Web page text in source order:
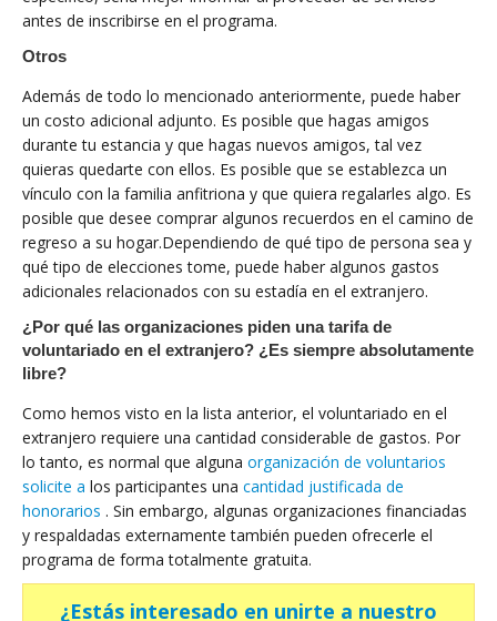
antes de inscribirse en el programa.
Otros
Además de todo lo mencionado anteriormente, puede haber
un costo adicional adjunto. Es posible que hagas amigos
durante tu estancia y que hagas nuevos amigos, tal vez
quieras quedarte con ellos. Es posible que se establezca un
vínculo con la familia anfitriona y que quiera regalarles algo. Es
posible que desee comprar algunos recuerdos en el camino de
regreso a su hogar.Dependiendo de qué tipo de persona sea y
qué tipo de elecciones tome, puede haber algunos gastos
adicionales relacionados con su estadía en el extranjero.
¿Por qué las organizaciones piden una tarifa de
voluntariado en el extranjero? ¿Es siempre absolutamente
libre?
Como hemos visto en la lista anterior, el voluntariado en el
extranjero requiere una cantidad considerable de gastos. Por
lo tanto, es normal que alguna organización de voluntarios
solicite a los participantes una cantidad justificada de
honorarios . Sin embargo, algunas organizaciones financiadas
y respaldadas externamente también pueden ofrecerle el
programa de forma totalmente gratuita.
¿Estás interesado en unirte a nuestro